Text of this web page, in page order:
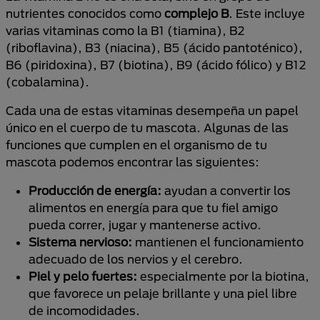
nutrientes conocidos como complejo B. Este incluye
varias vitaminas como la B1 (tiamina), B2
(riboflavina), B3 (niacina), B5 (ácido pantoténico),
B6 (piridoxina), B7 (biotina), B9 (ácido fólico) y B12
(cobalamina).
Cada una de estas vitaminas desempeña un papel
único en el cuerpo de tu mascota. Algunas de las
funciones que cumplen en el organismo de tu
mascota podemos encontrar las siguientes:
Producción de energía: ayudan a convertir los
alimentos en energía para que tu fiel amigo
pueda correr, jugar y mantenerse activo.
Sistema nervioso: mantienen el funcionamiento
adecuado de los nervios y el cerebro.
Piel y pelo fuertes: especialmente por la biotina,
que favorece un pelaje brillante y una piel libre
de incomodidades.